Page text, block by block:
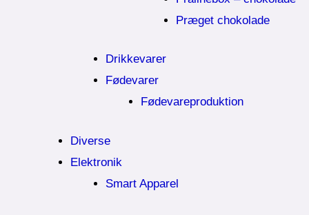
Præget chokolade
Drikkevarer
Fødevarer
Fødevareproduktion
Diverse
Elektronik
Smart Apparel